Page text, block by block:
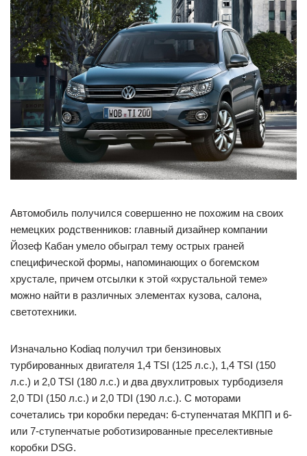
Автомобиль получился совершенно не похожим на своих
немецких родственников: главный дизайнер компании
Йозеф Кабан умело обыграл тему острых граней
специфической формы, напоминающих о богемском
хрустале, причем отсылки к этой «хрустальной теме»
можно найти в различных элементах кузова, салона,
светотехники.
Изначально Kodiaq получил три бензиновых
турбированных двигателя 1,4 TSI (125 л.с.), 1,4 TSI (150
л.с.) и 2,0 TSI (180 л.с.) и два двухлитровых турбодизеля
2,0 TDI (150 л.с.) и 2,0 TDI (190 л.с.). С моторами
сочетались три коробки передач: 6-ступенчатая МКПП и 6-
или 7-ступенчатые роботизированные преселективные
коробки DSG.